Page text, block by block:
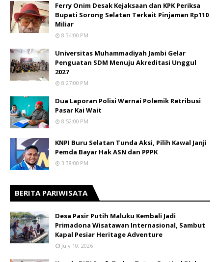
Ferry Onim Desak Kejaksaan dan KPK Periksa
Bupati Sorong Selatan Terkait Pinjaman Rp110
Miliar
8:34:00 PM
Universitas Muhammadiyah Jambi Gelar
Penguatan SDM Menuju Akreditasi Unggul
2027
8:27:00 PM
Dua Laporan Polisi Warnai Polemik Retribusi
Pasar Kai Wait
8:52:00 PM
KNPI Buru Selatan Tunda Aksi, Pilih Kawal Janji
Pemda Bayar Hak ASN dan PPPK
3:38:00 PM
BERITA PARIWISATA
​Desa Pasir Putih Maluku Kembali Jadi
Primadona Wisatawan Internasional, Sambut
Kapal Pesiar Heritage Adventure
July 10, 2026